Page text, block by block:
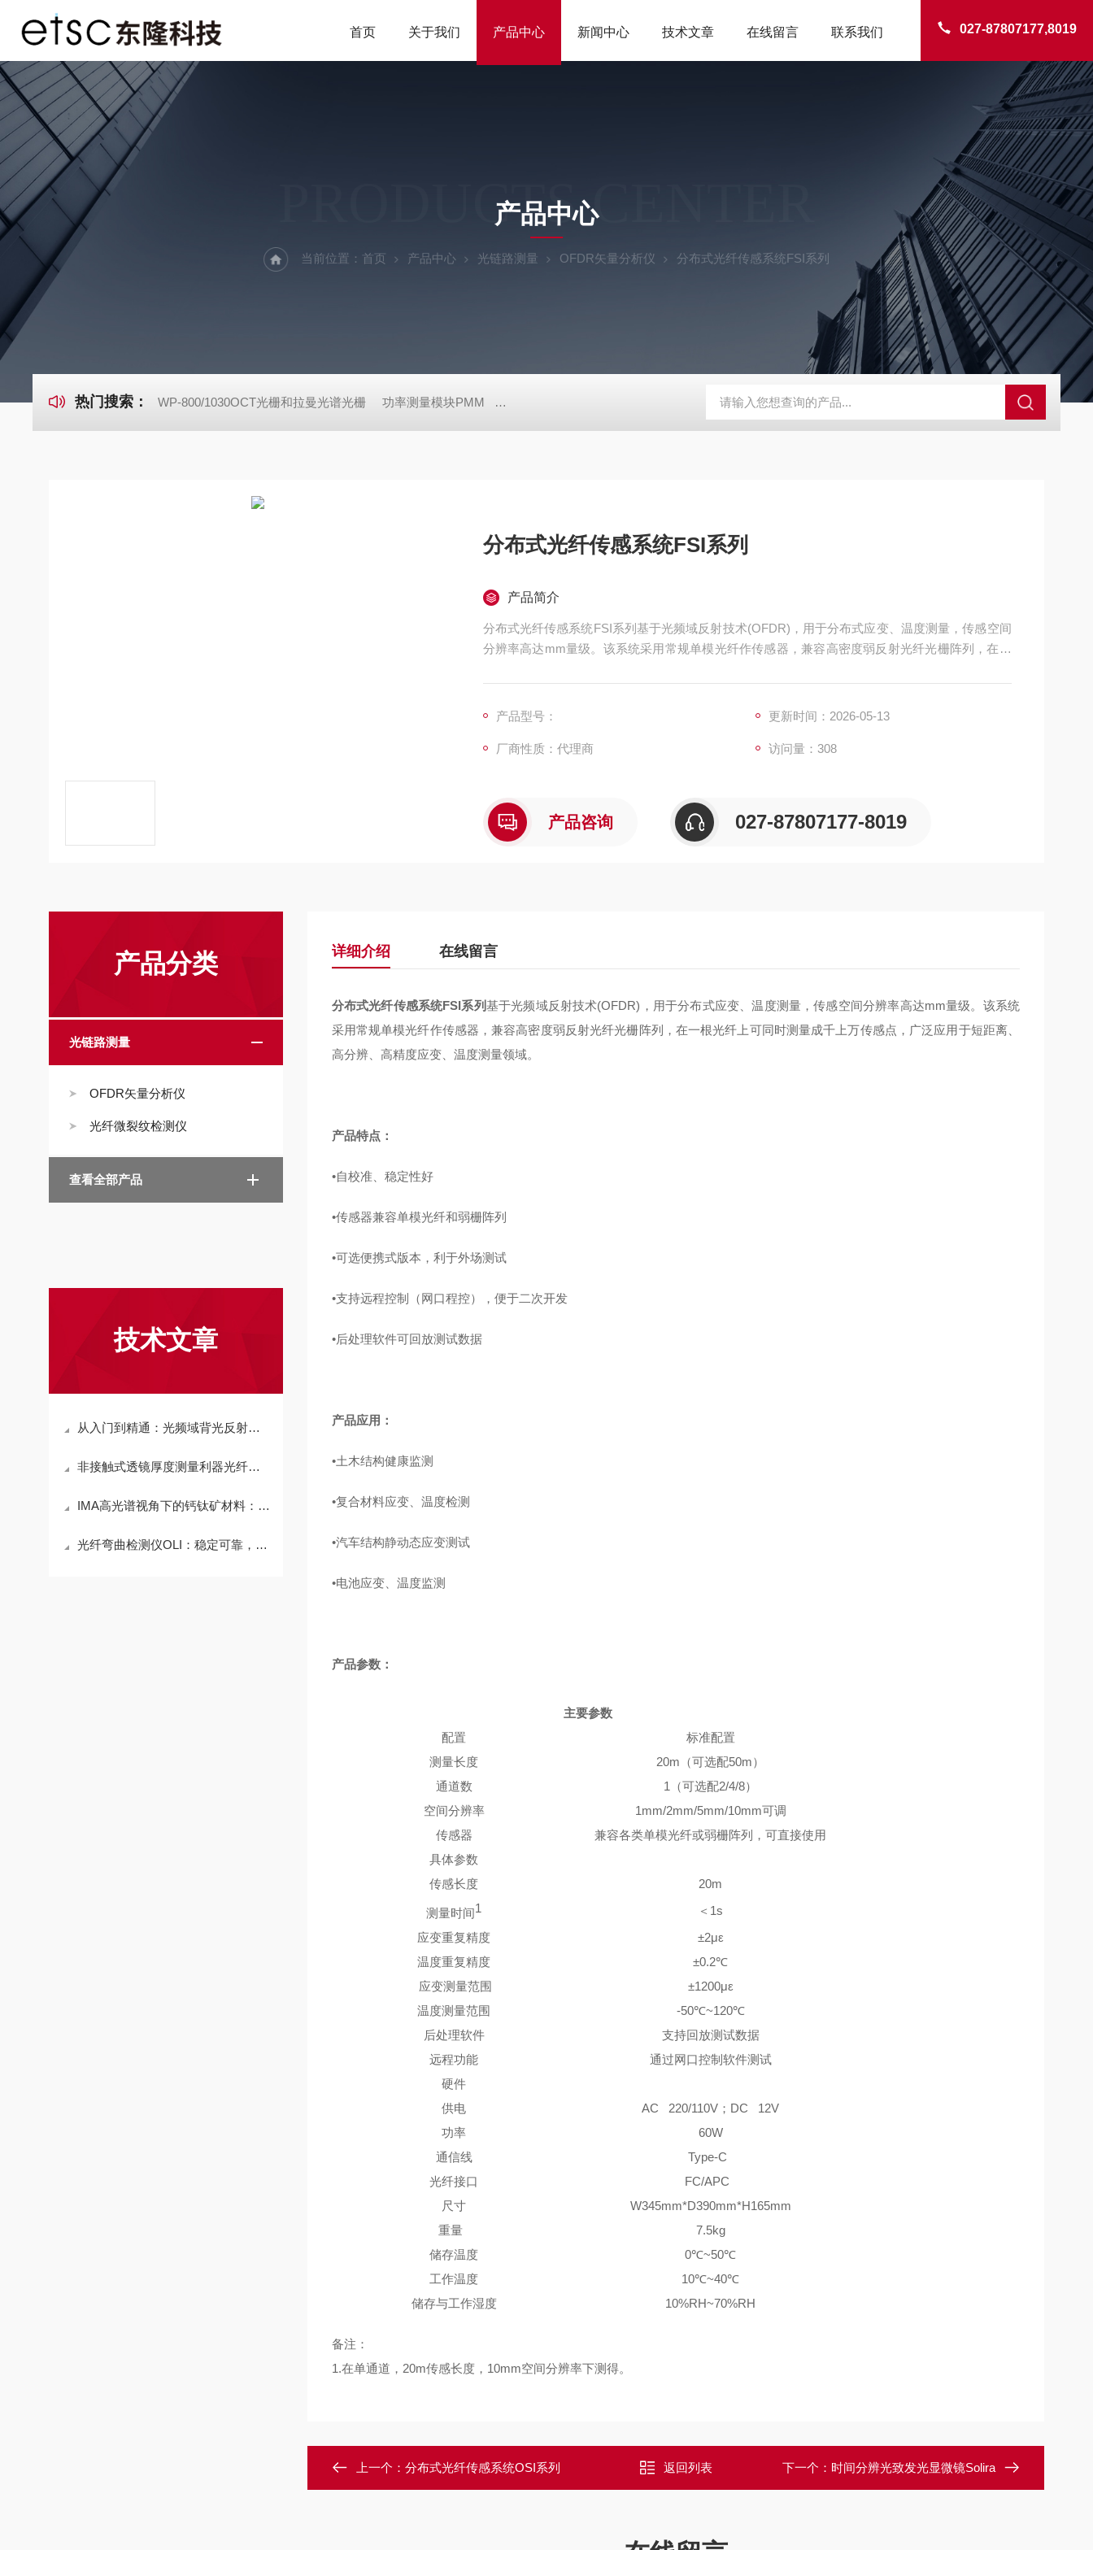
027-87807177,8019
首页 关于我们 产品中心 新闻中心 技术文章 在线留言 联系我们
PRODUCTS CENTER
产品中心
当前位置： 首页 产品中心 光链路测量 OFDR矢量分析仪 分布式光纤传感系统FSI系列
热门搜索： WP-800/1030OCT光栅和拉曼光谱光栅 功率测量模块PMM 高性能荧光寿命和稳态光谱仪FluoTime 300 Cube德国Primes激光功率计 HD1624 l/mm@ 871nmOCT光
分布式光纤传感系统FSI系列
产品简介
分布式光纤传感系统FSI系列基于光频域反射技术(OFDR)，用于分布式应变、温度测量，传感空间
分辨率高达mm量级。该系统采用常规单模光纤作传感器，兼容高密度弱反射光纤光栅阵列，在一
产品型号： 更新时间：2026-05-13
厂商性质：代理商 访问量：308
产品咨询 027-87807177-8019
产品分类
光链路测量
OFDR矢量分析仪
光纤微裂纹检测仪
查看全部产品
技术文章
从入门到精通：光频域背光反射计操作与数据分析全流程
非接触式透镜厚度测量利器光纤微裂纹检测仪（OLI）
IMA高光谱视角下的钙钛矿材料：光谱精细结构与空间异质性
光纤弯曲检测仪OLI：稳定可靠，检测高效
详细介绍 在线留言
分布式光纤传感系统FSI系列基于光频域反射技术(OFDR)，用于分布式应变、温度测量，传感空间分辨率高达mm量级。该系统
采用常规单模光纤作传感器，兼容高密度弱反射光纤光栅阵列，在一根光纤上可同时测量成千上万传感点，广泛应用于短距离、
高分辨、高精度应变、温度测量领域。
产品特点：
•自校准、稳定性好
•传感器兼容单模光纤和弱栅阵列
•可选便携式版本，利于外场测试
•支持远程控制（网口程控），便于二次开发
•后处理软件可回放测试数据
产品应用：
•土木结构健康监测
•复合材料应变、温度检测
•汽车结构静动态应变测试
•电池应变、温度监测
产品参数：
主要参数
配置
标准配置
测量长度
20m （可选配50m）
通道数
1 （可选配2/4/8）
空间分辨率
1mm/2mm/5mm/10mm可调
传感器
兼容各类单模光纤或弱栅阵列，可直接使用
具体参数
传感长度
20m
测量时间1 ＜ 1s
应变重复精度
±2με
温度重复精度
±0.2℃
应变测量范围
±1200με
温度测量范围
-50℃~120℃
后处理软件
支持回放测试数据
远程功能
通过网口控制软件测试
硬件
供电
AC 220/110V ； DC 12V
功率
60W
通信线
Type-C
光纤接口
FC/APC
尺寸
W345mm*D390mm*H165mm
重量
7.5kg
储存温度
0℃~50℃
工作温度
10℃~40℃
储存与工作湿度 10%RH~70%RH
备注：
1.在单通道， 20m传感长度， 10mm空间分辨率下测得。
上一个： 分布式光纤传感系统OSI系列 返回列表 下一个： 时间分辨光致发光显微镜Solira